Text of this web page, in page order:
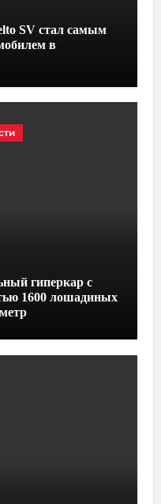
SV стал самым
в
гиперкар с
1600 лошадиных